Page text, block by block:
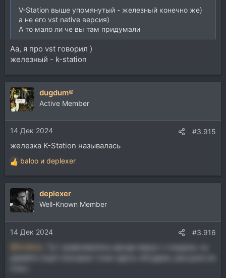
V-Station выше упомянутый - железный конечно же)
а не его vst native версия)
А то мало ли че вы там придумали
Аа, я про vst говорил )
железный - k-station
dugdum®
Active Member
14 Дек 2024 #3.915
железка K-Station называлась
Р
е
а
ц
и
и
:
baloo и deplexer
deplexer
Well-Known Member
14 Дек 2024 #3.916